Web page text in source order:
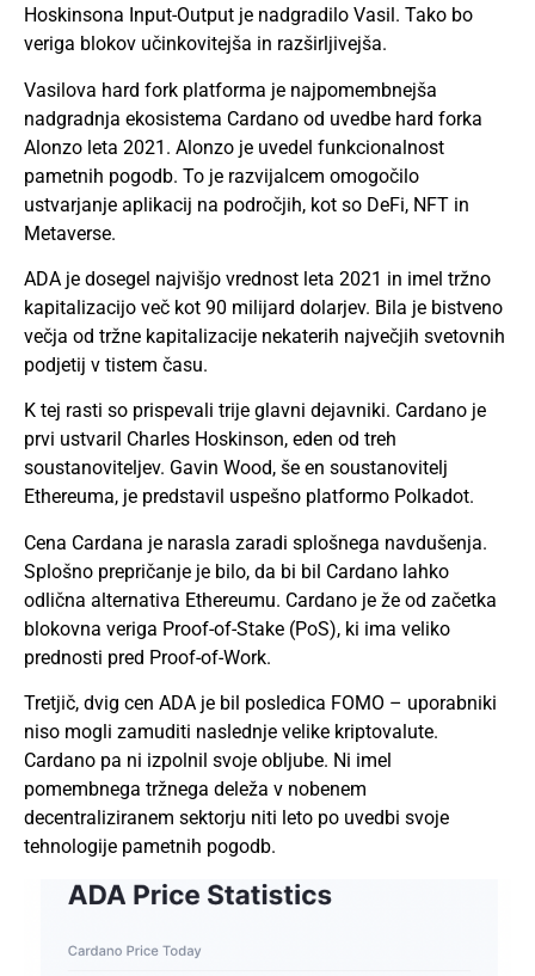
Hoskinsona Input-Output je nadgradilo Vasil. Tako bo
veriga blokov učinkovitejša in razširljivejša.
Vasilova hard fork platforma je najpomembnejša
nadgradnja ekosistema Cardano od uvedbe hard forka
Alonzo leta 2021. Alonzo je uvedel funkcionalnost
pametnih pogodb. To je razvijalcem omogočilo
ustvarjanje aplikacij na področjih, kot so DeFi, NFT in
Metaverse.
ADA je dosegel najvišjo vrednost leta 2021 in imel tržno
kapitalizacijo več kot 90 milijard dolarjev. Bila je bistveno
večja od tržne kapitalizacije nekaterih največjih svetovnih
podjetij v tistem času.
K tej rasti so prispevali trije glavni dejavniki. Cardano je
prvi ustvaril Charles Hoskinson, eden od treh
soustanoviteljev. Gavin Wood, še en soustanovitelj
Ethereuma, je predstavil uspešno platformo Polkadot.
Cena Cardana je narasla zaradi splošnega navdušenja.
Splošno prepričanje je bilo, da bi bil Cardano lahko
odlična alternativa Ethereumu. Cardano je že od začetka
blokovna veriga Proof-of-Stake (PoS), ki ima veliko
prednosti pred Proof-of-Work.
Tretjič, dvig cen ADA je bil posledica FOMO – uporabniki
niso mogli zamuditi naslednje velike kriptovalute.
Cardano pa ni izpolnil svoje obljube. Ni imel
pomembnega tržnega deleža v nobenem
decentraliziranem sektorju niti leto po uvedbi svoje
tehnologije pametnih pogodb.